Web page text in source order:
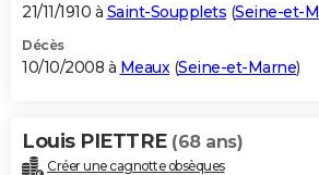
21/11/1910 à Saint-Soupplets (Seine-et-
Décès
10/10/2008 à Meaux(Seine-et-Marne)
Louis PIETTRE (68 ans)
Créer une cagnotte obsèques